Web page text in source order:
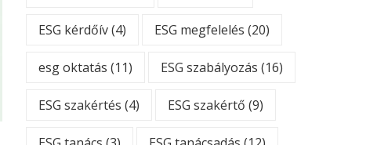
ESG kérdőív(4) ESG megfelelés (20)
esg oktatás (11) ESG szabályozás (16)
ESG szakértés (4) ESG szakértő (9)